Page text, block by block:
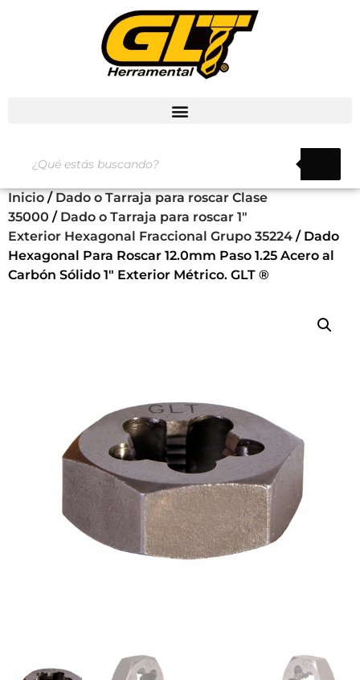
Inicio / Dado o Tarraja para roscar Clase
35000 / Dado o Tarraja para roscar 1"
Exterior Hexagonal Fraccional Grupo 35224 / Dado
Hexagonal Para Roscar 12.0mm Paso 1.25 Acero al
Carbón Sólido 1″ Exterior Métrico. GLT ®